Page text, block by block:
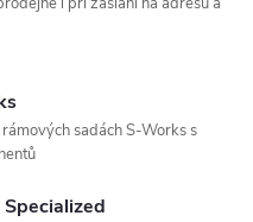
sadách S-Works s